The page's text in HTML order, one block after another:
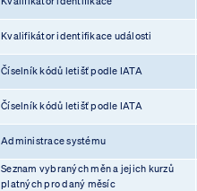
Kvalifikátor identifikace události
Číselník kódů letišť podle IATA
Číselník kódů letišť podle IATA
Administrace systému
Seznam vybraných měn a jejich kurzů
platných pro daný měsíc